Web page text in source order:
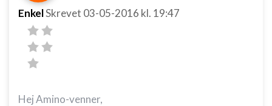
EnkelSkrevet 03-05-2016 kl. 19:47
Hej Amino-venner,